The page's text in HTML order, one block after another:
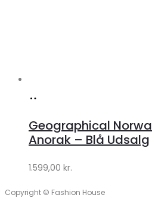
Klædeskabet.dk
Geographical
Anorak – Blå Udsalg
1.599,00 kr.
Copyright © Fashion House